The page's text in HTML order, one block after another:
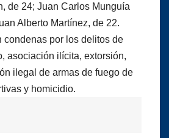
de 24; Juan Carlos Munguía
Alberto Martínez, de 22.
condenas por los delitos de
asociación ilícita, extorsión,
ilegal de armas de fuego de
y homicidio.